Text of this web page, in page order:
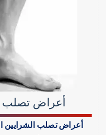
أعراض تصلب
أعراض تصلب الشرايين